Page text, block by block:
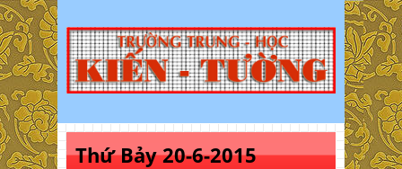
Thứ Bảy 20-6-2015